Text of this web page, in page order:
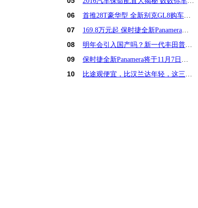
06 首推28T豪华型 全新别克GL8购车手册
07 169.8万元起 保时捷全新Panamera亚洲首发
08 明年会引入国产吗？新一代丰田普锐斯解析
09 保时捷全新Panamera将于11月7日亚洲首发
10 比途观便宜，比汉兰达年轻，这三款15万SUV怎么选